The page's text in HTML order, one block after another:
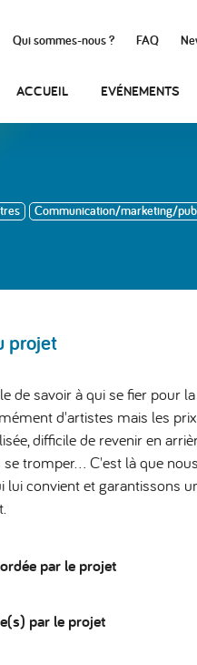
Qui sommes-nous ? FAQ
ACCUEIL EVÉNEMENTS
Communication/marketing/
projet
de savoir à qui se fier pour
d'artistes mais les
difficile de revenir en
tromper... C'est là que
lui convient et garantissons
par le projet
par le projet